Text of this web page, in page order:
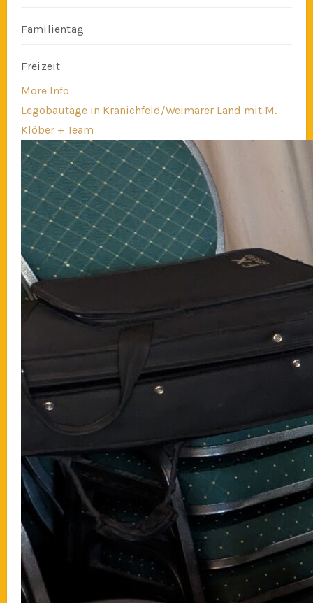
Familientag
Freizeit
More Info
Legobautage in Kranichfeld/Weimarer Land mit M.
Klöber + Team